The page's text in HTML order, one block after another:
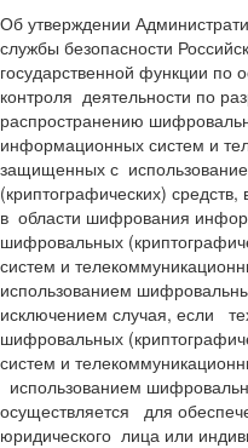
Об утверждении
службы безопасности
государственной функции по
контроля деятельности по
распространению
информационных систем и
защищенных с
(криптографических)
в области шифрования
шифровальных
систем и
использованием
исключением случая, если
шифровальных
систем и
использованием
осуществляется для
юридического лица или